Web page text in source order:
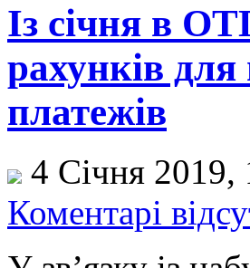
Із січня в
рахунків для
платежів
4 Січня 2019,
Коментарі